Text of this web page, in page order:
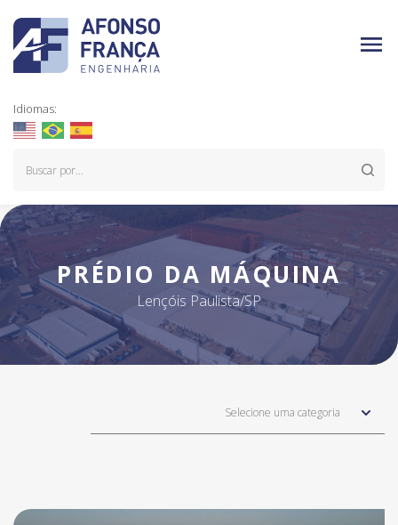
Idiomas:
PRÉDIO DA MÁQUINA
Lençóis Paulista/SP
Selecione uma categoria